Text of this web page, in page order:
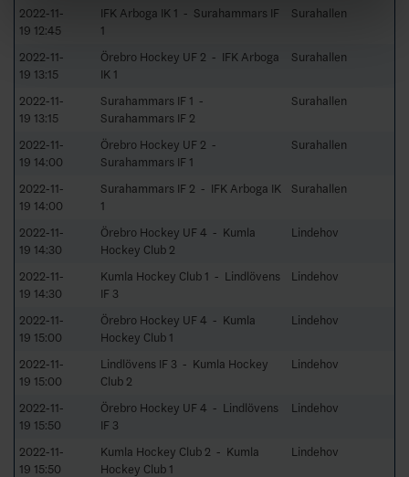
2022-11-
19 12:45
IFK Arboga IK 1 - Surahammars IF
1
Surahallen
2022-11-
19 13:15
Örebro Hockey UF 2 - IFK Arboga
IK 1
Surahallen
2022-11-
19 13:15
Surahammars IF 1 -
Surahammars IF 2
Surahallen
2022-11-
19 14:00
Örebro Hockey UF 2 -
Surahammars IF 1
Surahallen
2022-11-
19 14:00
Surahammars IF 2 - IFK Arboga IK
1
Surahallen
2022-11-
19 14:30
Örebro Hockey UF 4 - Kumla
Hockey Club 2
Lindehov
2022-11-
19 14:30
Kumla Hockey Club 1 - Lindlövens
IF 3
Lindehov
2022-11-
19 15:00
Örebro Hockey UF 4 - Kumla
Hockey Club 1
Lindehov
2022-11-
19 15:00
Lindlövens IF 3 - Kumla Hockey
Club 2
Lindehov
2022-11-
19 15:50
Örebro Hockey UF 4 - Lindlövens
IF 3
Lindehov
2022-11-
19 15:50
Kumla Hockey Club 2 - Kumla
Hockey Club 1
Lindehov